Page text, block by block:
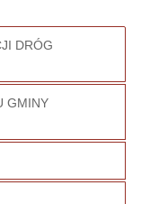
DRÓG
GMINY